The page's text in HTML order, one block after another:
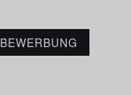
BEWERBUNG